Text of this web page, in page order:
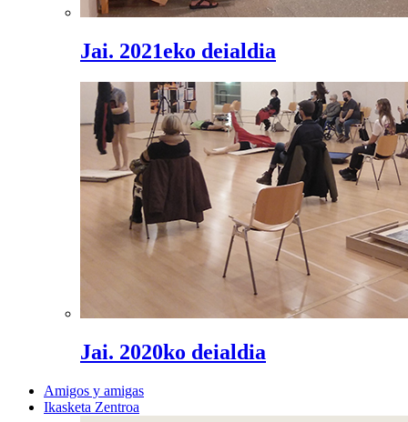
Jai. 2021eko deialdia
Jai. 2020ko deialdia
Amigos y amigas
Ikasketa Zentroa